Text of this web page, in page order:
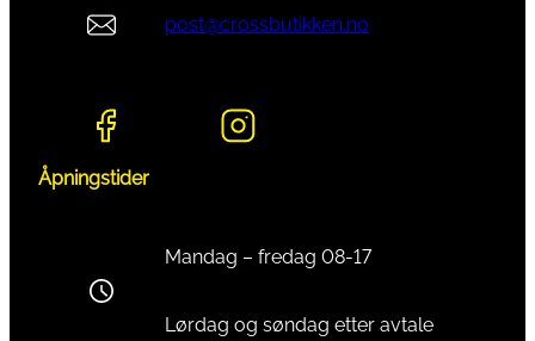
post@crossbutikken.no
Åpningstider
Mandag – fredag 08-17
Lørdag og søndag etter avtale